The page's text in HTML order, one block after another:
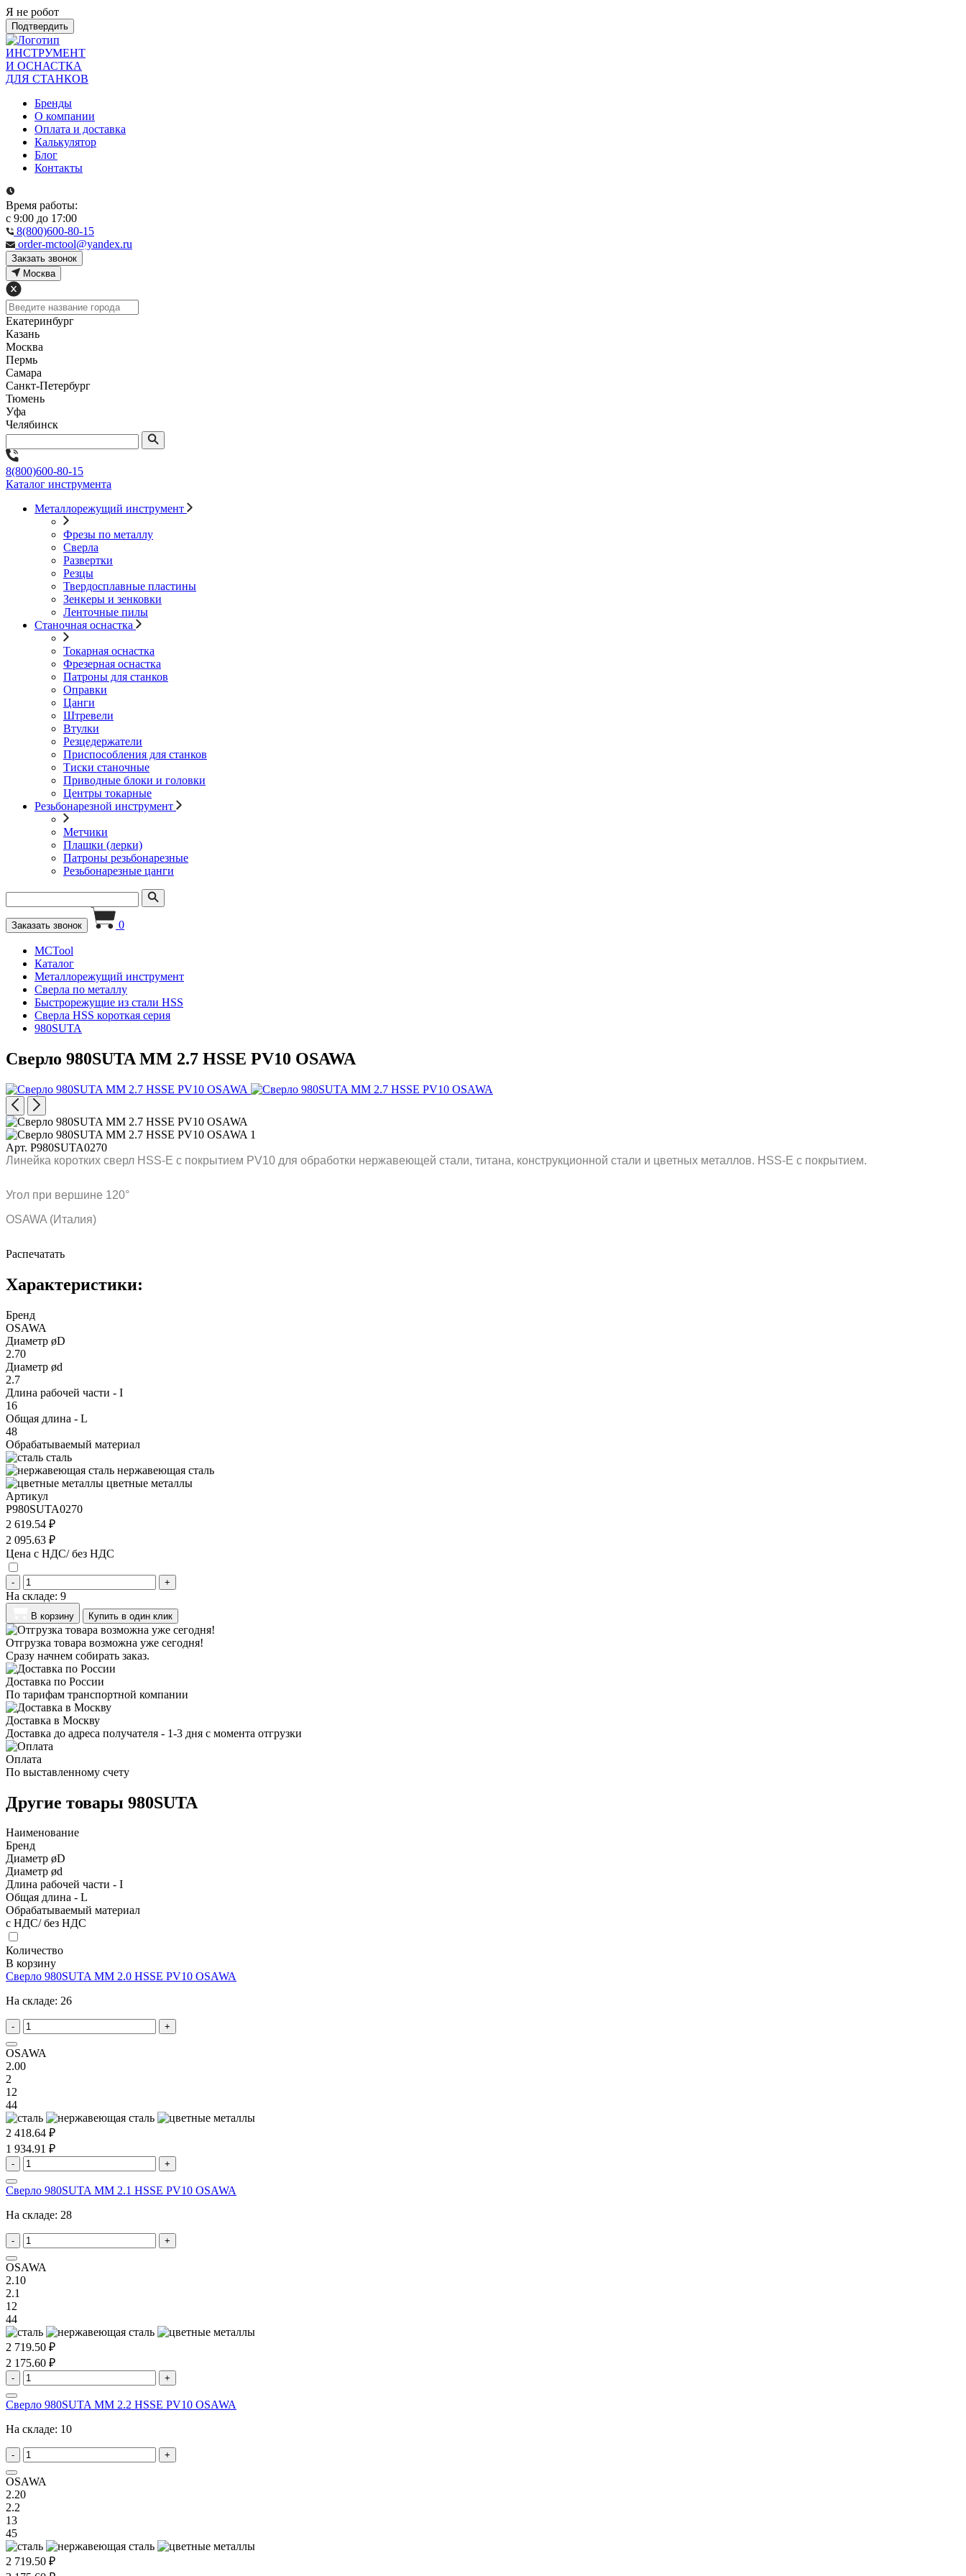
Я не робот
Подтвердить
ИНСТРУМЕНТ
И ОСНАСТКА
ДЛЯ СТАНКОВ
Бренды
О компании
Оплата и доставка
Калькулятор
Блог
Контакты
Время работы:
с 9:00 до 17:00
8(800)600-80-15
order-mctool@yandex.ru
Закзать звонок
Москва
Екатеринбург
Казань
Москва
Пермь
Самара
Санкт-Петербург
Тюмень
Уфа
Челябинск
8(800)600-80-15
Каталог инструмента
Металлорежущий инструмент
Фрезы по металлу
Сверла
Развертки
Резцы
Твердосплавные пластины
Зенкеры и зенковки
Ленточные пилы
Станочная оснастка
Токарная оснастка
Фрезерная оснастка
Патроны для станков
Оправки
Цанги
Штревели
Втулки
Резцедержатели
Приспособления для станков
Тиски станочные
Приводные блоки и головки
Центры токарные
Резьбонарезной инструмент
Метчики
Плашки (лерки)
Патроны резьбонарезные
Резьбонарезные цанги
Заказать звонок 0
MCTool
Каталог
Металлорежущий инструмент
Сверла по металлу
Быстрорежущие из стали HSS
Сверла HSS короткая серия
980SUTA
Сверло 980SUTA MM 2.7 HSSE PV10 OSAWA
Арт. P980SUTA0270
Линейка коротких сверл HSS-E с покрытием PV10 для обработки нержавеющей стали, титана, конструкционной стали и цветных металлов. HSS-E с покрытием.
Угол при вершине 120°
OSAWA (Италия)
Распечатать
Характеристики:
Бренд
OSAWA
Диаметр øD
2.70
Диаметр ød
2.7
Длина рабочей части - I
16
Общая длина - L
48
Обрабатываемый материал
сталь
нержавеющая сталь
цветные металлы
Артикул
P980SUTA0270
2 619.54 ₽
2 095.63 ₽
Цена с НДС/ без НДС
- +
На складе: 9
В корзину Купить в один клик
Отгрузка товара возможна уже сегодня!
Сразу начнем собирать заказ.
Доставка по России
По тарифам транспортной компании
Доставка в Москву
Доставка до адреса получателя - 1-3 дня с момента отгрузки
Оплата
По выставленному счету
Другие товары 980SUTA
Наименование
Бренд
Диаметр øD
Диаметр ød
Длина рабочей части - I
Общая длина - L
Обрабатываемый материал
с НДС/ без НДС
Количество
В корзину
Сверло 980SUTA MM 2.0 HSSE PV10 OSAWA
На складе: 26
- +
OSAWA
2.00
2
12
44
2 418.64 ₽
1 934.91 ₽
- +
Сверло 980SUTA MM 2.1 HSSE PV10 OSAWA
На складе: 28
- +
OSAWA
2.10
2.1
12
44
2 719.50 ₽
2 175.60 ₽
- +
Сверло 980SUTA MM 2.2 HSSE PV10 OSAWA
На складе: 10
- +
OSAWA
2.20
2.2
13
45
2 719.50 ₽